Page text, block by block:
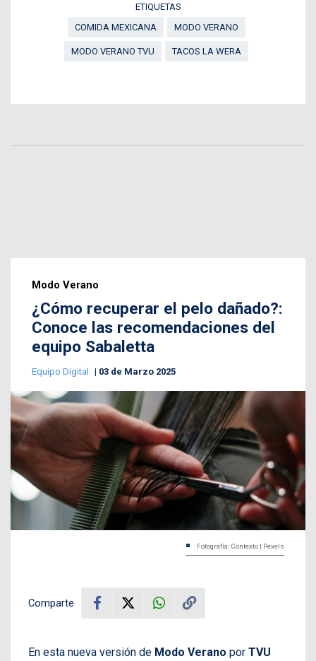
ETIQUETAS
COMIDA MEXICANA
MODO VERANO
MODO VERANO TVU TACOS LA WERA
Modo Verano
¿Cómo recuperar el pelo dañado?:
Conoce las recomendaciones del
equipo Sabaletta
Equipo Digital 03 de Marzo 2025
Fotografía: Contexto | Pexels
Comparte
En esta nueva versión de Modo Verano por TVU